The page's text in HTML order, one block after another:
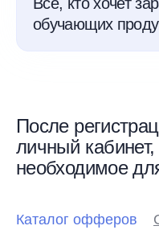
обучающих
После
личный кабинет,
необходимое
Каталог офферов